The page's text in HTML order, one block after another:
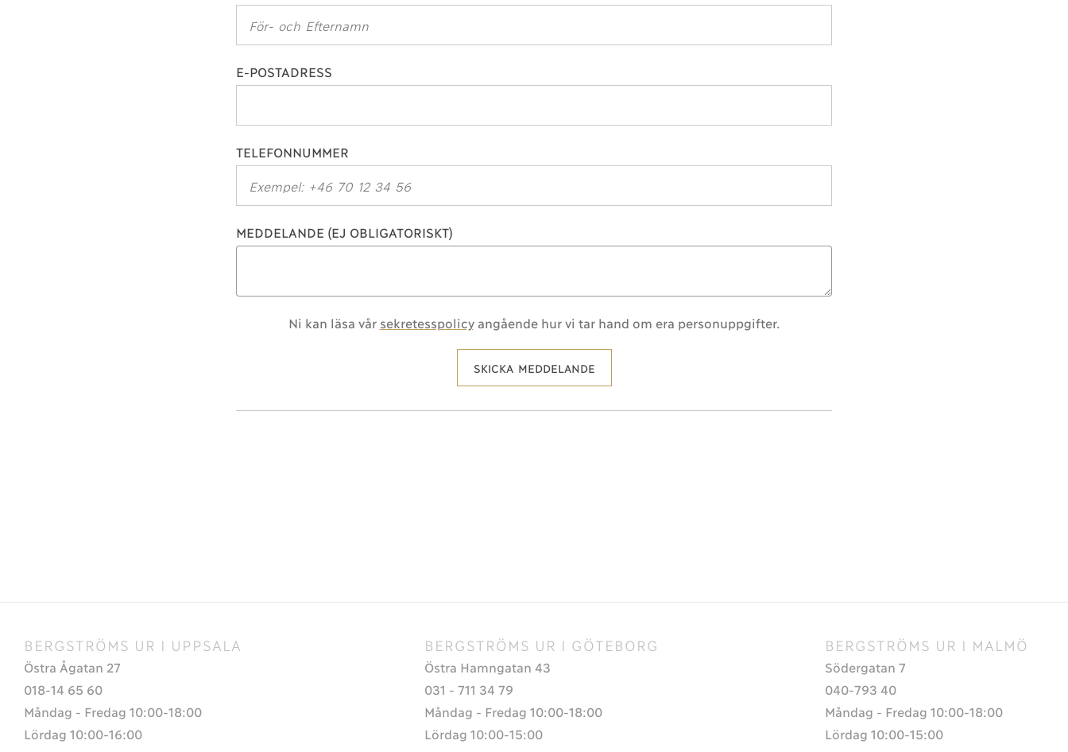
E-POSTADRESS
TELEFONNUMMER
MEDDELANDE (EJ OBLIGATORISKT)
Ni kan läsa vår sekretesspolicyangående hur vi tar hand om era personuppgifter.
SKICKA MEDDELANDE
BERGSTRÖMS UR I UPPSALA
Östra Ågatan 27
018-14 65 60
Måndag - Fredag 10:00-18:00
Lördag 10:00-16:00
BERGSTRÖMS UR I GÖTEBORG
Östra Hamngatan 43
031 - 711 34 79
Måndag - Fredag 10:00-18:00
Lördag 10:00-15:00
BERGSTRÖMS UR I MALMÖ
Södergatan 7
040-793 40
Måndag - Fredag 10:00-18:00
Lördag 10:00-15:00